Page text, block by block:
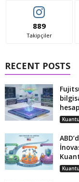
889
Takipçiler
RECENT POSTS